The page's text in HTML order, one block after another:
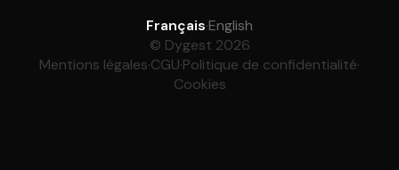
Français·English
© Dygest 2026
Mentions légales·CGU·Politique de confidentialité·
Cookies